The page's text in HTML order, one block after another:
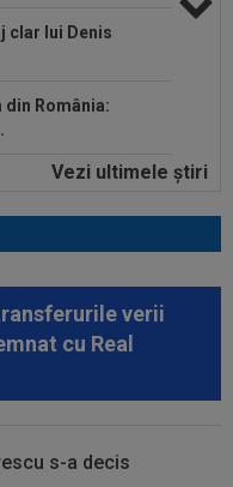
clar lui Denis
din România:
auzit pe Victor
de care
pe banca lui
Folha, fără să
a spus ce
Vezi ultimele ştiri
verii
cu Real
s-a decis